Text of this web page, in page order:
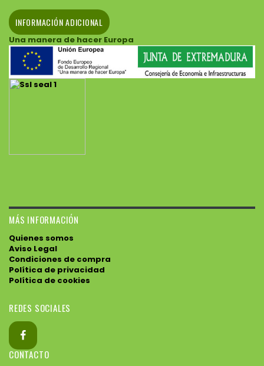
INFORMACIÓN ADICIONAL
Una manera de hacer Europa
MÁS INFORMACIÓN
Quienes somos
Aviso Legal
Condiciones de compra
Política de privacidad
Política de cookies
REDES SOCIALES
CONTACTO